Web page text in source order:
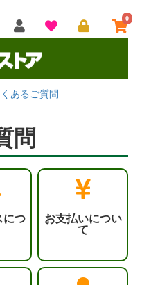
0
あるご質問
問
につ
お支払いについ
て